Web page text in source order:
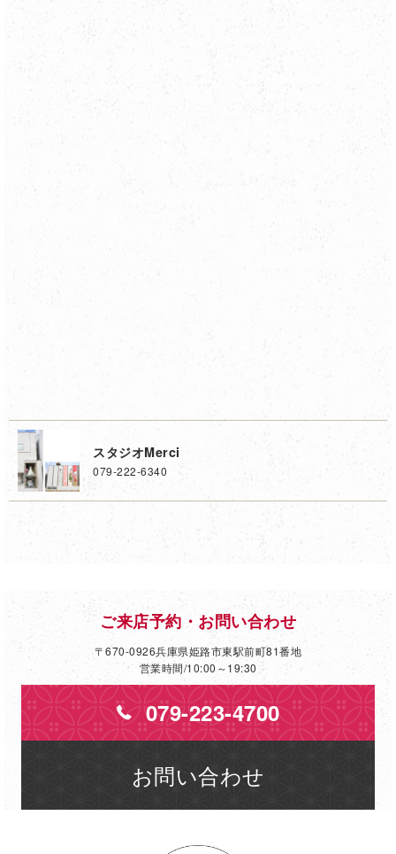
スタジオMerci
079-222-6340
ご来店予約・お問い合わせ
〒670-0926兵庫県姫路市東駅前町81番地
営業時間/10:00～19:30
079-223-4700
お問い合わせ